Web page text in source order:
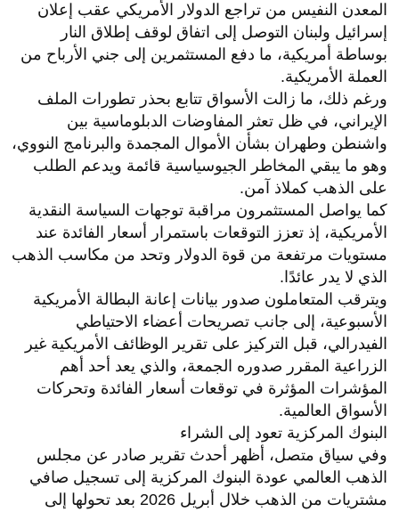
المعدن النفيس من تراجع الدولار الأمريكي عقب إعلان
إسرائيل ولبنان التوصل إلى اتفاق لوقف إطلاق النار
بوساطة أمريكية، ما دفع المستثمرين إلى جني الأرباح من
العملة الأمريكية.
ورغم ذلك، ما زالت الأسواق تتابع بحذر تطورات الملف
الإيراني، في ظل تعثر المفاوضات الدبلوماسية بين
واشنطن وطهران بشأن الأموال المجمدة والبرنامج النووي،
وهو ما يبقي المخاطر الجيوسياسية قائمة ويدعم الطلب
على الذهب كملاذ آمن.
كما يواصل المستثمرون مراقبة توجهات السياسة النقدية
الأمريكية، إذ تعزز التوقعات باستمرار أسعار الفائدة عند
مستويات مرتفعة من قوة الدولار وتحد من مكاسب الذهب
الذي لا يدر عائدًا.
ويترقب المتعاملون صدور بيانات إعانة البطالة الأمريكية
الأسبوعية، إلى جانب تصريحات أعضاء الاحتياطي
الفيدرالي، قبل التركيز على تقرير الوظائف الأمريكية غير
الزراعية المقرر صدوره الجمعة، والذي يعد أحد أهم
المؤشرات المؤثرة في توقعات أسعار الفائدة وتحركات
الأسواق العالمية.
البنوك المركزية تعود إلى الشراء
وفي سياق متصل، أظهر أحدث تقرير صادر عن مجلس
الذهب العالمي عودة البنوك المركزية إلى تسجيل صافي
مشتريات من الذهب خلال أبريل 2026 بعد تحولها إلى